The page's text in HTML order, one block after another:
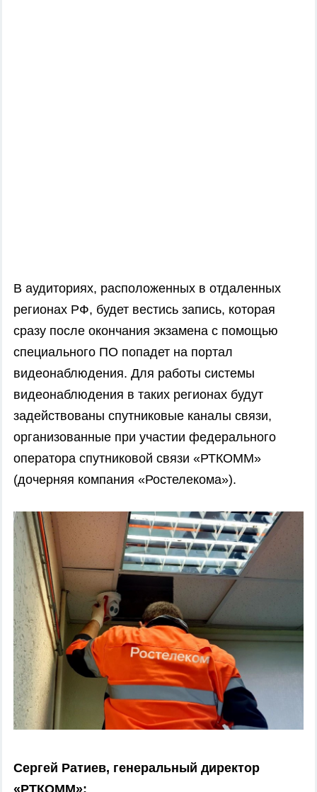
В аудиториях, расположенных в отдаленных
регионах РФ, будет вестись запись, которая
сразу после окончания экзамена с помощью
специального ПО попадет на портал
видеонаблюдения. Для работы системы
видеонаблюдения в таких регионах будут
задействованы спутниковые каналы связи,
организованные при участии федерального
оператора спутниковой связи «РТКОММ»
(дочерняя компания «Ростелекома»).
Сергей Ратиев, генеральный директор
«РТКОММ»: